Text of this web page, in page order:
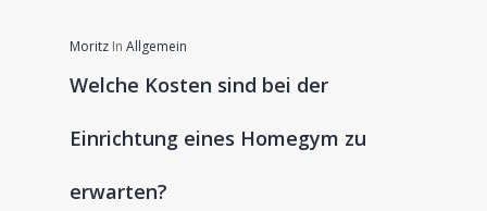
Moritz In Allgemein
Welche Kosten sind bei der
Einrichtung eines Homegym zu
erwarten?